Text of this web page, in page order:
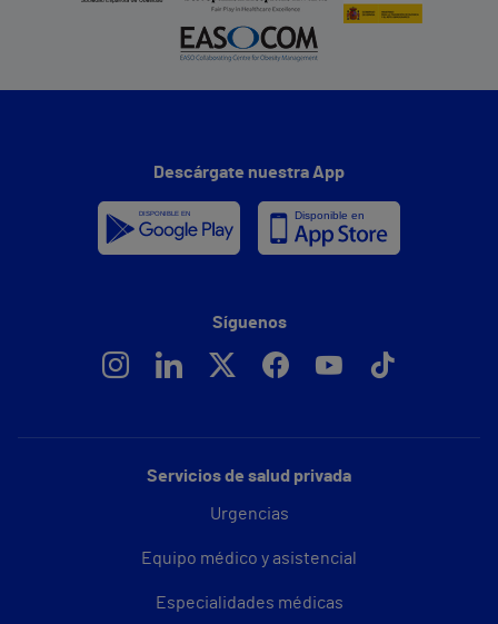
Servicios de salud privada
Urgencias
Equipo médico y asistencial
Especialidades médicas
Descárgate nuestra App
Síguenos